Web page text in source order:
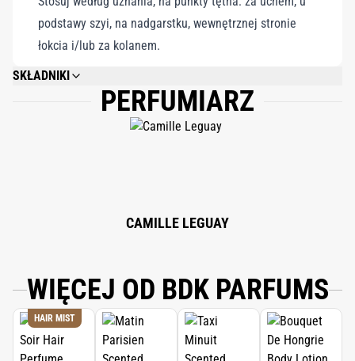
podstawy szyi, na nadgarstku, wewnętrznej stronie
łokcia i/lub za kolanem.
SKŁADNIKI
ALCOHOL DENAT., PARFUM (FRAGRANCE), AQUA (WATER), BENZYL
SALICYLATE, COUMARIN, HEXYL CINNAMAL, LINALOOL, BENZYL
BENZOATE, BENZYL CINNAMATE, LIMONENE, FARNESOL, BENZYL
PERFUMIARZ
CAMILLE LEGUAY
WIĘCEJ OD BDK PARFUMS
HAIR MIST